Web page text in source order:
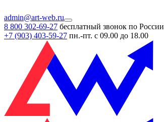
admin@art-web.ru
8 800 302-69-27 бесплатный звонок по России
+7 (903) 403-59-27 пн.-пт. с 09.00 до 18.00